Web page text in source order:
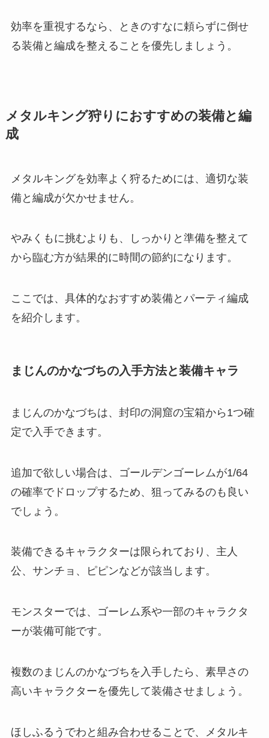
効率を重視するなら、ときのすなに頼らずに倒せ
る装備と編成を整えることを優先しましょう。
メタルキング狩りにおすすめの装備と編
成
メタルキングを効率よく狩るためには、適切な装
備と編成が欠かせません。
やみくもに挑むよりも、しっかりと準備を整えて
から臨む方が結果的に時間の節約になります。
ここでは、具体的なおすすめ装備とパーティ編成
を紹介します。
まじんのかなづちの入手方法と装備キャラ
まじんのかなづちは、封印の洞窟の宝箱から1つ確
定で入手できます。
追加で欲しい場合は、ゴールデンゴーレムが1/64
の確率でドロップするため、狙ってみるのも良い
でしょう。
装備できるキャラクターは限られており、主人
公、サンチョ、ピピンなどが該当します。
モンスターでは、ゴーレム系や一部のキャラクタ
ーが装備可能です。
複数のまじんのかなづちを入手したら、素早さの
高いキャラクターを優先して装備させましょう。
ほしふるうでわと組み合わせることで、メタルキ